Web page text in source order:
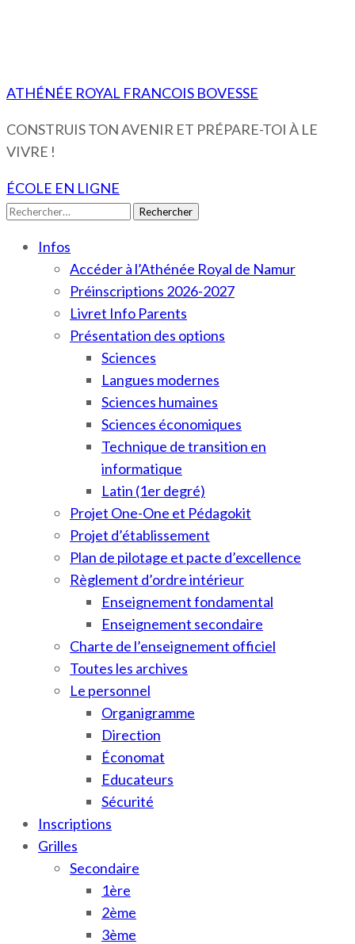
ATHÉNÉE ROYAL FRANCOIS BOVESSE
CONSTRUIS TON AVENIR ET PRÉPARE-TOI À LE
VIVRE !
ÉCOLE EN LIGNE
Rechercher :
Infos
Accéder à l’Athénée Royal de Namur
Préinscriptions 2026-2027
Livret Info Parents
Présentation des options
Sciences
Langues modernes
Sciences humaines
Sciences économiques
Technique de transition en
informatique
Latin (1er degré)
Projet One-One et Pédagokit
Projet d’établissement
Plan de pilotage et pacte d’excellence
Règlement d’ordre intérieur
Enseignement fondamental
Enseignement secondaire
Charte de l’enseignement officiel
Toutes les archives
Le personnel
Organigramme
Direction
Économat
Educateurs
Sécurité
Inscriptions
Grilles
Secondaire
1ère
2ème
3ème